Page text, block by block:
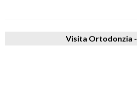
Visita Ortodonzia -